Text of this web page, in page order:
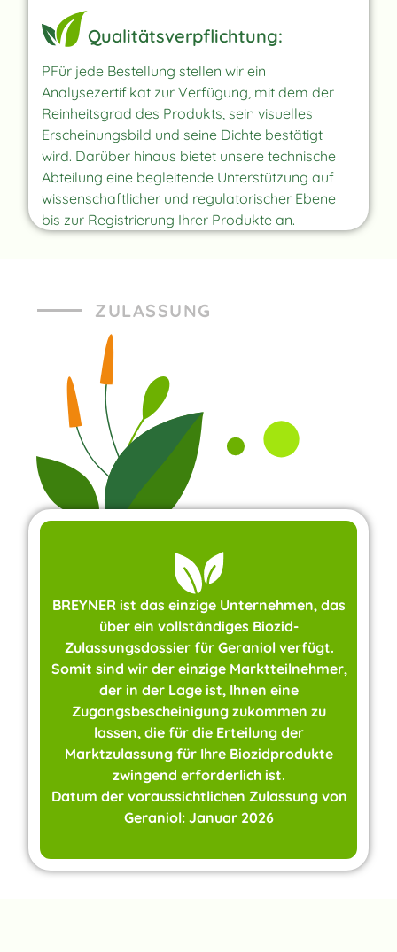
Qualitätsverpflichtung:
PFür jede Bestellung stellen wir ein
Analysezertifikat zur Verfügung, mit dem der
Reinheitsgrad des Produkts, sein visuelles
Erscheinungsbild und seine Dichte bestätigt
wird. Darüber hinaus bietet unsere technische
Abteilung eine begleitende Unterstützung auf
wissenschaftlicher und regulatorischer Ebene
bis zur Registrierung Ihrer Produkte an.
ZULASSUNG
BREYNER ist das einzige Unternehmen, das
über ein vollständiges Biozid-
Zulassungsdossier für Geraniol verfügt.
Somit sind wir der einzige Marktteilnehmer,
der in der Lage ist, Ihnen eine
Zugangsbescheinigung zukommen zu
lassen, die für die Erteilung der
Marktzulassung für Ihre Biozidprodukte
zwingend erforderlich ist.
Datum der voraussichtlichen Zulassung von
Geraniol: Januar 2026